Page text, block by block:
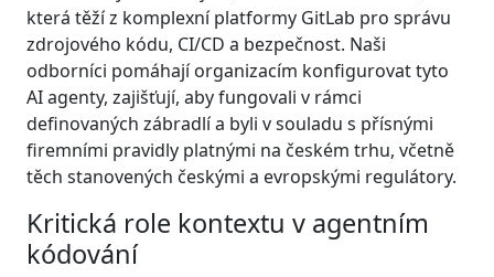
která těží z komplexní platformy GitLab pro správu
zdrojového kódu, CI/CD a bezpečnost. Naši
odborníci pomáhají organizacím konfigurovat tyto
AI agenty, zajišťují, aby fungovali v rámci
definovaných zábradlí a byli v souladu s přísnými
firemními pravidly platnými na českém trhu, včetně
těch stanovených českými a evropskými regulátory.
Kritická role kontextu v agentním
kódování